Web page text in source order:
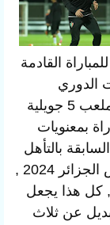
القادمة
الدوري
الجزائري ضد نادي الاتحاد السوفي , في ملعب 5 جويلية
بمعنويات
بالتأهل
الى الدور الربع النهائي من منافسات كأس الجزائر 2024 ,
, كل هذا يجعل
بديل عن ثلاث